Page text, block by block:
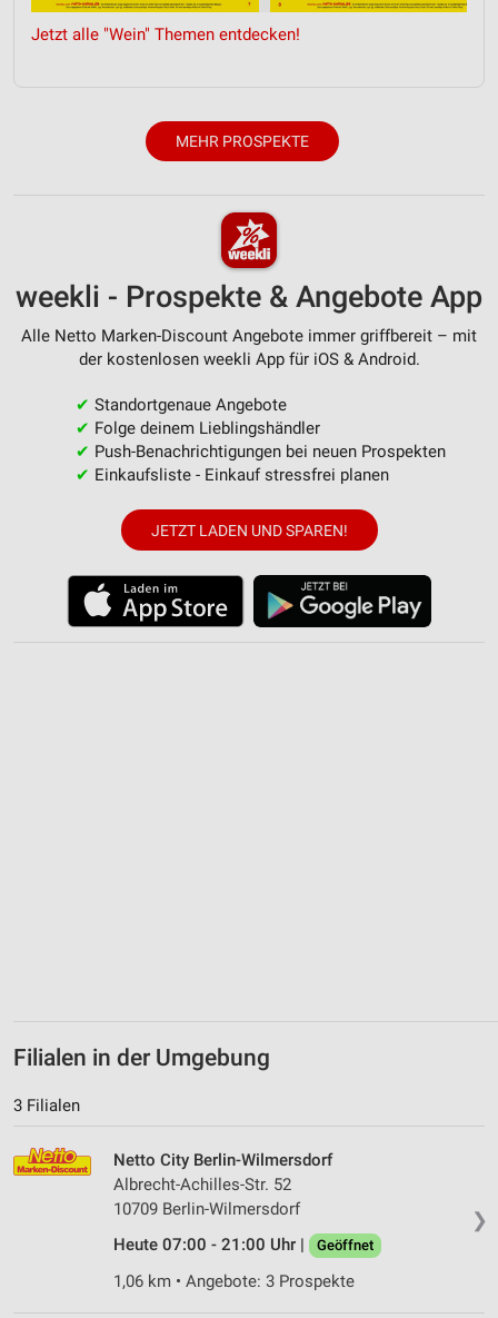
Jetzt alle "Wein" Themen entdecken!
MEHR PROSPEKTE
weekli - Prospekte & Angebote App
Alle Netto Marken-Discount Angebote immer griffbereit – mit
der kostenlosen weekli App für iOS & Android.
✔ Standortgenaue Angebote
✔ Folge deinem Lieblingshändler
✔ Push-Benachrichtigungen bei neuen Prospekten
✔ Einkaufsliste - Einkauf stressfrei planen
JETZT LADEN UND SPAREN!
Filialen in der Umgebung
3 Filialen
❯
Netto City Berlin-Wilmersdorf
Albrecht-Achilles-Str. 52
10709 Berlin-Wilmersdorf
Heute 07:00 - 21:00 Uhr |
Geöffnet
1,06 km • Angebote: 3 Prospekte
Verwendung reduzierter Daten zur Auswahl von
Verwendung genauer Standortdaten
Performance
Funktional
Werbung